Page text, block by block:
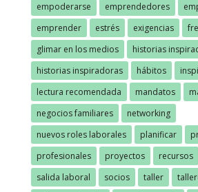
empoderarse
emprendedores
emprender
estrés exigencias
glimar en los medios
historias
historias inspiradoras
hábitos
lectura recomendada
mandatos
negocios familiares
networking
nuevos roles laborales
planificar
profesionales
proyectos recursos
salida laboral
socios taller